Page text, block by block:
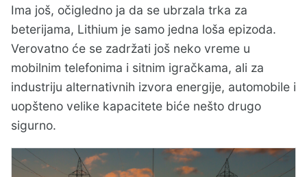
Ima još, očigledno ja da se ubrzala trka za
beterijama, Lithium je samo jedna loša epizoda.
Verovatno će se zadržati još neko vreme u
mobilnim telefonima i sitnim igračkama, ali za
industriju alternativnih izvora energije, automobile i
uopšteno velike kapacitete biće nešto drugo
sigurno.